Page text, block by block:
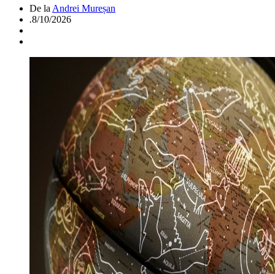
De la Andrei Mureșan
.8/10/2026